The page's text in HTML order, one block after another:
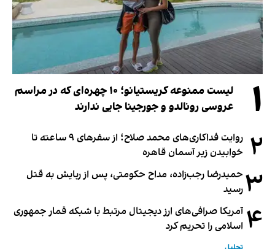
۱
لیست ممنوعه کریستیانو؛ ۱۰ چهره‌ای که در مراسم
عروسی رونالدو و جورجینا جایی ندارند
۲
روایت فداکاری‌های محمد صلاح؛ از سفرهای ۹ ساعته تا
خوابیدن زیر آسمان قاهره
۳ حمیدرضا رجب‌زاده، مداح حکومتی، پس از ربایش به قتل
رسید
۴ آمریکا صرافی‌های ارز دیجیتال مرتبط با شبکه قمار جمهوری
اسلامی را تحریم کرد